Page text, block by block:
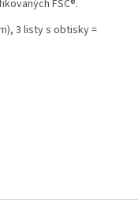
FSC®.
3 listy s obtisky =